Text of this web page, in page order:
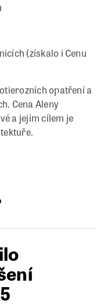
(získalo i Cenu
opatření a
Cena Aleny
a jejím cílem je